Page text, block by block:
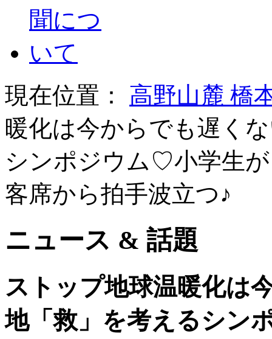
現在位置： 高野山麓 橋
暖化は今からでも遅く
シンポジウム♡小学生
客席から拍手波立つ♪
ニュース & 話題
ストップ地球温暖化は
地「救」を考えるシン